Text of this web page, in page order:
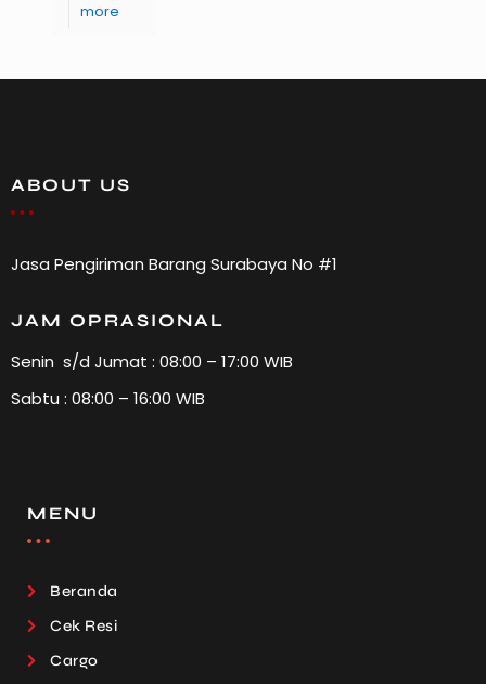
more
ABOUT US
Jasa Pengiriman Barang Surabaya No #1
JAM OPRASIONAL
Senin s/d Jumat : 08:00 – 17:00 WIB
Sabtu : 08:00 – 16:00 WIB
MENU
Beranda
Cek Resi
Cargo